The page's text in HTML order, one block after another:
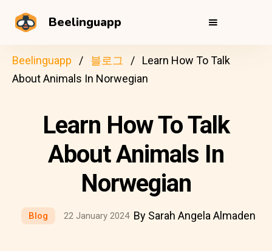
Beelinguapp
Beelinguapp 블로그
Learn How To Talk
About Animals In Norwegian
Learn How To Talk
About Animals In
Norwegian
Blog 22 January 2024 By Sarah Angela Almaden